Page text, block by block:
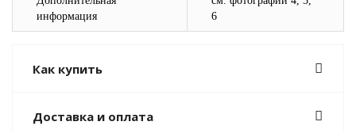
информация
6
Как купить
Доставка и оплата